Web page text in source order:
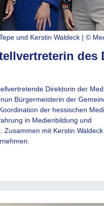
und Kerstin Waldeck | ©
des
Direktorin der
Bürgermeisterin der
der hessischen
in Medienbildung und
Zusammen mit Kerstin